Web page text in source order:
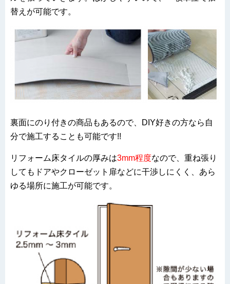
替えが可能です。
裏面にのり付きの商品もあるので、DIY好きの方なら自
分で施工することも可能です!!
リフォーム床タイルの厚みは3mm程度なので、重ね張り
してもドアやクローゼット扉などに干渉しにくく、あら
ゆる場所に施工が可能です。